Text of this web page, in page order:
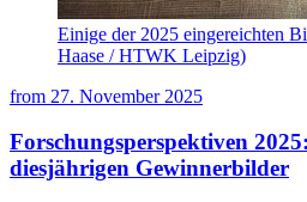
Einige der 2025 eingereichten
Haase / HTWK Leipzig)
from 27. November 2025
Forschungsperspektiven
diesjährigen Gewinnerbilder